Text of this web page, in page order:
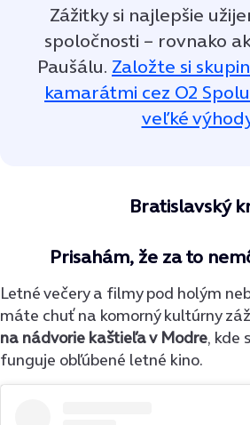
Zážitky si najlepšie
spoločnosti – rovnako
Paušálu. Založte si
kamarátmi cez O2
veľké
Bratislavský
Prisahám, že za to
Letné večery a filmy pod holým
máte chuť na komorný kultúrny
na nádvorie kaštieľa v Modre, kde
funguje obľúbené letné kino.